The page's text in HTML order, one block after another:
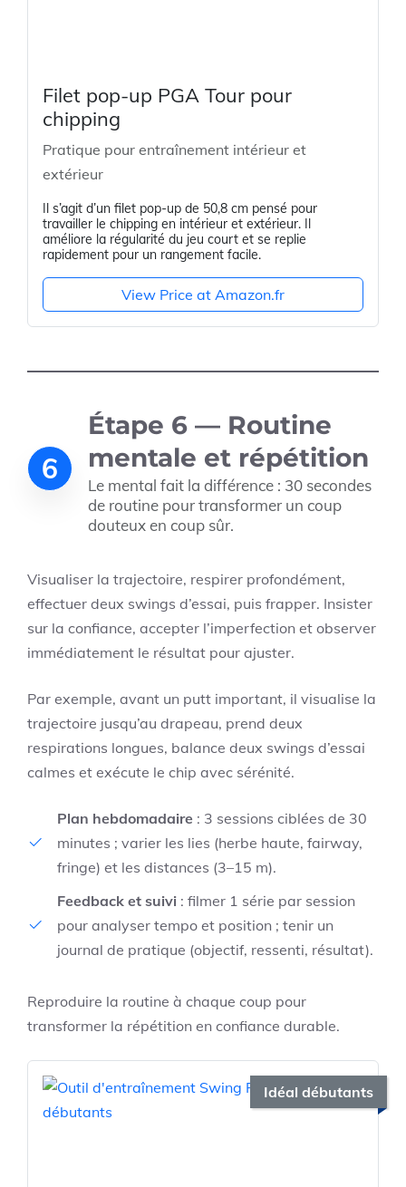
Filet pop-up PGA Tour pour
chipping
Pratique pour entraînement intérieur et
extérieur
Il s’agit d’un filet pop-up de 50,8 cm pensé pour
travailler le chipping en intérieur et extérieur. Il
améliore la régularité du jeu court et se replie
rapidement pour un rangement facile.
View Price at Amazon.fr
6
Étape 6 — Routine
mentale et répétition
Le mental fait la différence : 30 secondes
de routine pour transformer un coup
douteux en coup sûr.
Visualiser la trajectoire, respirer profondément,
effectuer deux swings d’essai, puis frapper. Insister
sur la confiance, accepter l’imperfection et observer
immédiatement le résultat pour ajuster.
Par exemple, avant un putt important, il visualise la
trajectoire jusqu’au drapeau, prend deux
respirations longues, balance deux swings d’essai
calmes et exécute le chip avec sérénité.
Plan hebdomadaire : 3 sessions ciblées de 30
minutes ; varier les lies (herbe haute, fairway,
fringe) et les distances (3–15 m).
Feedback et suivi : filmer 1 série par session
pour analyser tempo et position ; tenir un
journal de pratique (objectif, ressenti, résultat).
Reproduire la routine à chaque coup pour
transformer la répétition en confiance durable.
Idéal débutants